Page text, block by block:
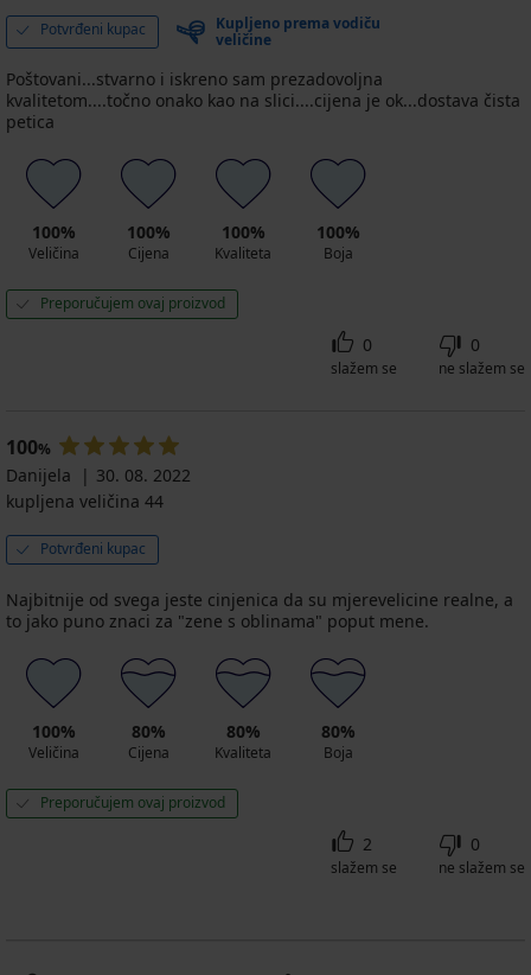
Potvrđeni kupac
Kupljeno prema vodiču
veličine
Poštovani...stvarno i iskreno sam prezadovoljna
kvalitetom....točno onako kao na slici....cijena je ok...dostava čista
petica
100%
Veličina
100%
Cijena
100%
Kvaliteta
100%
Boja
Preporučujem ovaj proizvod
0
slažem se
0
ne slažem se
100%
Danijela
30. 08. 2022
kupljena veličina 44
Potvrđeni kupac
Najbitnije od svega jeste cinjenica da su mjerevelicine realne, a
to jako puno znaci za "zene s oblinama" poput mene.
100%
Veličina
80%
Cijena
80%
Kvaliteta
80%
Boja
Preporučujem ovaj proizvod
2
slažem se
0
ne slažem se